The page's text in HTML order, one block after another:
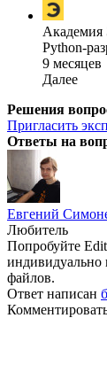
Python-
9 месяцев
Далее
Решения
Пригласить
Ответы на
Евгений
Любитель
Попробуйте
индивидуально
файлов.
Ответ написан